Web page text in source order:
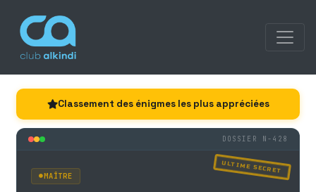
Classement des énigmes les plus appréciées
DOSSIER N-428
ULTIME SECRET
MAÎTRE